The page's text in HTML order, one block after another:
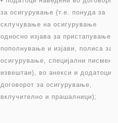
за осигурување (т.е. понуда за
склучување на осигурување
односно изјава за пристапување
пополнување и изјави, полиса за
осигурување, специјални писмени
извештаи), во анекси и додатоци
договорот за осигурување,
вклучително и прашалници);